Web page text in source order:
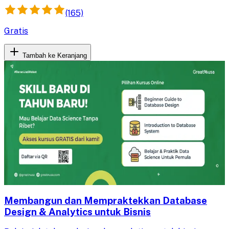
(165)
Gratis
Tambah ke Keranjang
Membangun dan Mempraktekkan Database
Design & Analytics untuk Bisnis​